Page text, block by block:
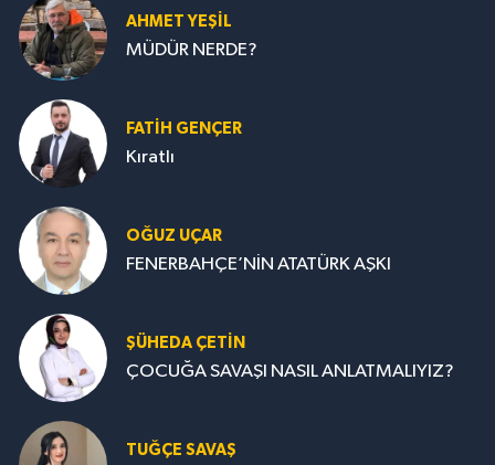
AHMET YEŞİL
MÜDÜR NERDE?
FATIH GENÇER
Kıratlı
OĞUZ UÇAR
FENERBAHÇE’NİN ATATÜRK AŞKI
ŞÜHEDA ÇETİN
ÇOCUĞA SAVAŞI NASIL ANLATMALIYIZ?
TUĞÇE SAVAŞ